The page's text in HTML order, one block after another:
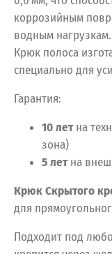
коррозийным
водным нагрузкам.
Крюк полоса
специально для
Гарантия:
10 летна
зона)
5 летна
Крюк Скрытого
для
Подходит под